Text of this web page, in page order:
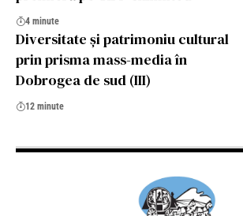
4 minute
Diversitate și patrimoniu cultural
prin prisma mass-media în
Dobrogea de sud (III)
12 minute